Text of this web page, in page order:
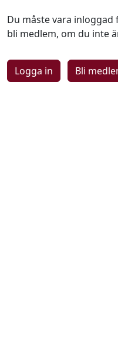
Du måste vara
bli medlem, om du inte
Logga in